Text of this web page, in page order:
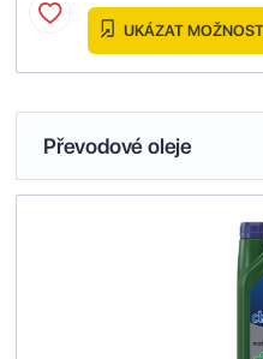
UKÁZAT
Převodové oleje